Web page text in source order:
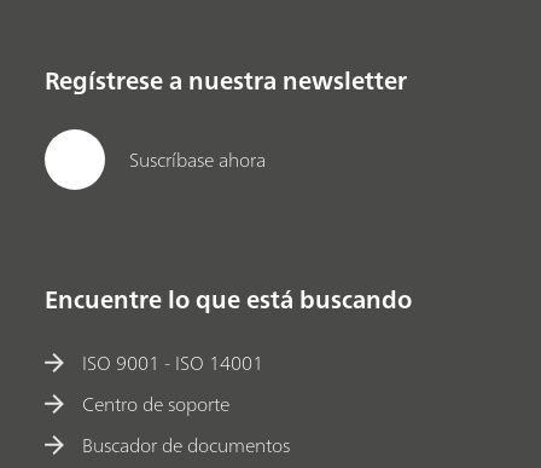
Regístrese a nuestra newsletter
Suscríbase ahora
Encuentre lo que está buscando
ISO 9001 - ISO 14001
Centro de soporte
Buscador de documentos